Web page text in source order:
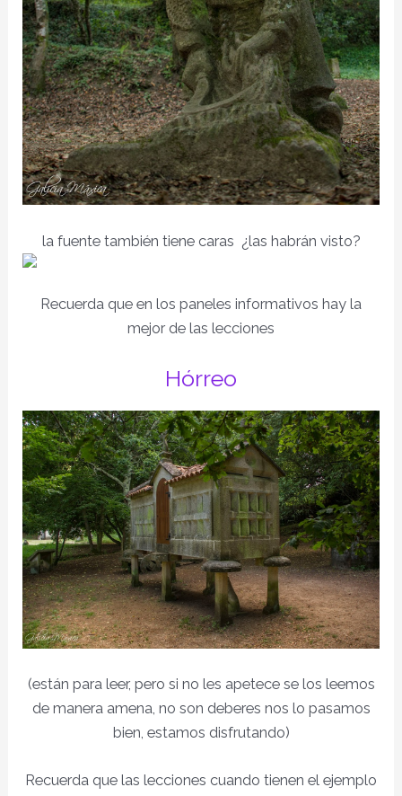
la fuente también tiene caras ¿las habrán visto?
Recuerda que en los paneles informativos hay la
mejor de las lecciones
Hórreo
(están para leer, pero si no les apetece se los leemos
de manera amena, no son deberes nos lo pasamos
bien, estamos disfrutando)
Recuerda que las lecciones cuando tienen el ejemplo